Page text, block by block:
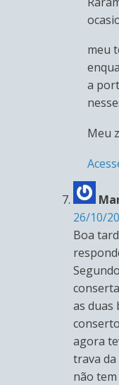
meu
a
Meu
26/10/
Boa
as duas
agora
trava da
não